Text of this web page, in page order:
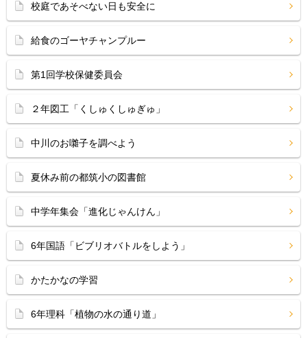
校庭であそべない日も安全に
給食のゴーヤチャンプルー
第1回学校保健委員会
２年図工「くしゅくしゅぎゅ」
中川のお囃子を調べよう
夏休み前の都筑小の図書館
中学年集会「進化じゃんけん」
6年国語「ビブリオバトルをしよう」
かたかなの学習
6年理科「植物の水の通り道」